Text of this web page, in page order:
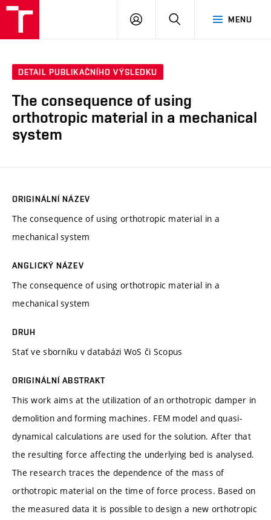
MENU
PŘIHLÁSIT
DETAIL PUBLIKAČNÍHO VÝSLEDKU
The consequence of using
orthotropic material in a mechanical
system
ORIGINÁLNÍ NÁZEV
The consequence of using orthotropic material in a
mechanical system
ANGLICKÝ NÁZEV
The consequence of using orthotropic material in a
mechanical system
DRUH
Stať ve sborníku v databázi WoS či Scopus
ORIGINÁLNÍ ABSTRAKT
This work aims at the utilization of an orthotropic damper in
demolition and forming machines. FEM model and quasi-
dynamical calculations are used for the solution. After that
the resulting force affecting the underlying bed is analysed.
The research traces the dependence of the mass of
orthotropic material on the time of force process. Based on
the measured data it is possible to design a new orthotropic